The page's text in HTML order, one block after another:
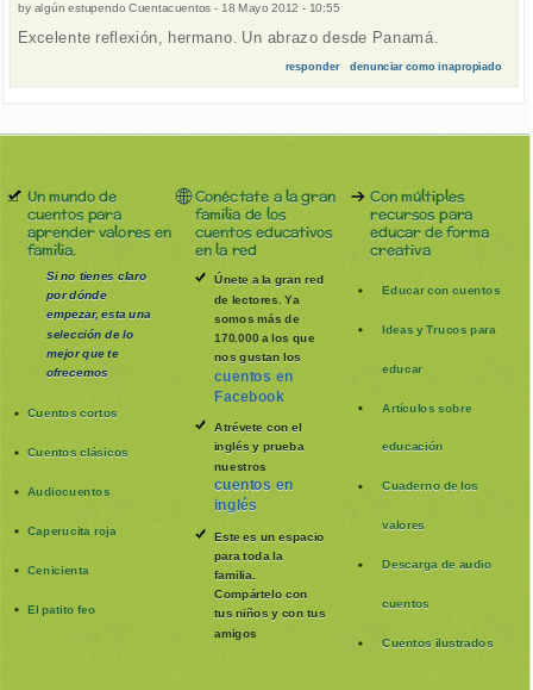
by algún estupendo Cuentacuentos - 18 Mayo 2012 - 10:55
Excelente reflexión, hermano. Un abrazo desde Panamá.
responder denunciar como inapropiado
Un mundo de
cuentos para
aprender valores en
familia.
Si no tienes claro
por dónde
empezar, esta una
selección de lo
mejor que te
ofrecemos
Cuentos cortos
Cuentos clásicos
Audiocuentos
Caperucita roja
Cenicienta
El patito feo
Conéctate a la gran
familia de los
cuentos educativos
en la red
Únete a la gran red
de lectores. Ya
somos más de
170.000 a los que
nos gustan los
cuentos en
Facebook
Atrévete con el
inglés y prueba
nuestros
cuentos en
inglés
Este es un espacio
para toda la
familia.
Compártelo con
tus niños y con tus
amigos
Con múltiples
recursos para
educar de forma
creativa
Educar con cuentos
Ideas y Trucos para
educar
Artículos sobre
educación
Cuaderno de los
valores
Descarga de audio
cuentos
Cuentos ilustrados